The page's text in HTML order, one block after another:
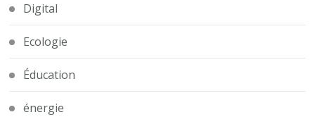
Digital
Ecologie
Éducation
énergie